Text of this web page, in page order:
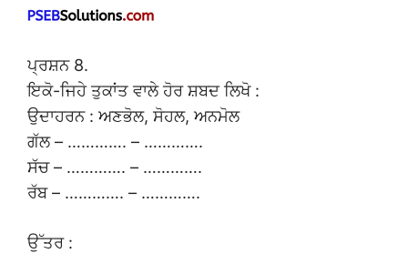
ਪ੍ਰਸ਼ਨ 8.
ਇਕੋ-ਜਿਹੇ ਤੁਕਾਂਤ ਵਾਲੇ ਹੋਰ ਸ਼ਬਦ ਲਿਖੋ :
ਉਦਾਹਰਨ : ਅਣਭੋਲ, ਸੋਹਲ, ਅਨਮੋਲ
ਗੱਲ – …………. – ………….
ਸੱਚ – …………. – ………….
ਰੱਬ – …………. – ………….
ਉੱਤਰ :